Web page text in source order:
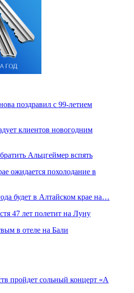
поздравил с 99-летием
клиентов новогодним
Альцгеймер вспять
ожидается похолодание в
будет в Алтайском крае на…
47 лет полетит на Луну
в отеле на Бали
пройдет сольный концерт «А